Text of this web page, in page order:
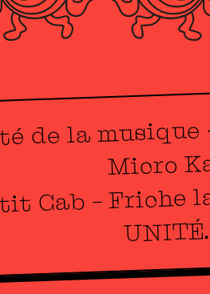
de la musique
Micro
Cab – Friche